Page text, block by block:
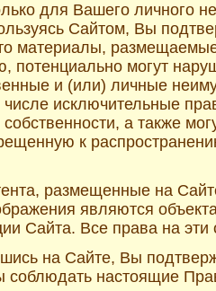
для Вашего личного
Сайтом, Вы
материалы,
потенциально могут
и (или) личные
числе исключительные
а также
к
размещенные на
являются
Сайта. Все права на
на Сайте, Вы
соблюдать настоящие